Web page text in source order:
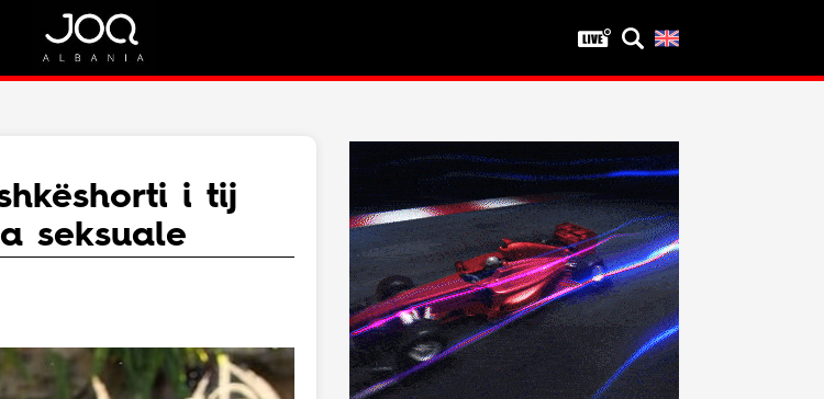
Kontakt
Politika e privatësisë
Kushtet e përdorimit
i tij
seksuale